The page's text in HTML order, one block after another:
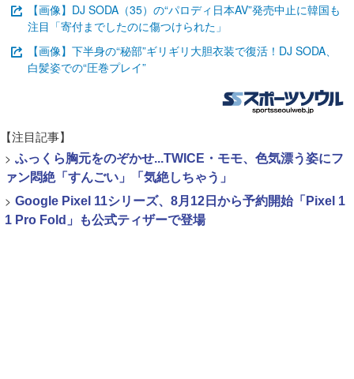
【画像】DJ SODA（35）の“パロディ日本AV”発売中止に韓国も
注目「寄付までしたのに傷つけられた」
【画像】下半身の“秘部”ギリギリ大胆衣装で復活！DJ SODA、
白髪姿での“圧巻プレイ”
【注目記事】
> ふっくら胸元をのぞかせ...TWICE・モモ、色気漂う姿にフ
ァン悶絶「すんごい」「気絶しちゃう」
> Google Pixel 11シリーズ、8月12日から予約開始「Pixel 1
1 Pro Fold」も公式ティザーで登場